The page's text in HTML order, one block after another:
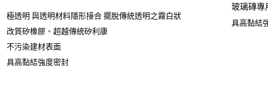
極透明 與透明材料隱形接合 擺脫傳統透明之霧白狀
改質矽橡膠、超越傳統矽利康
不污染建材表面
具高黏結強度密封
玻璃磚專
具高黏結